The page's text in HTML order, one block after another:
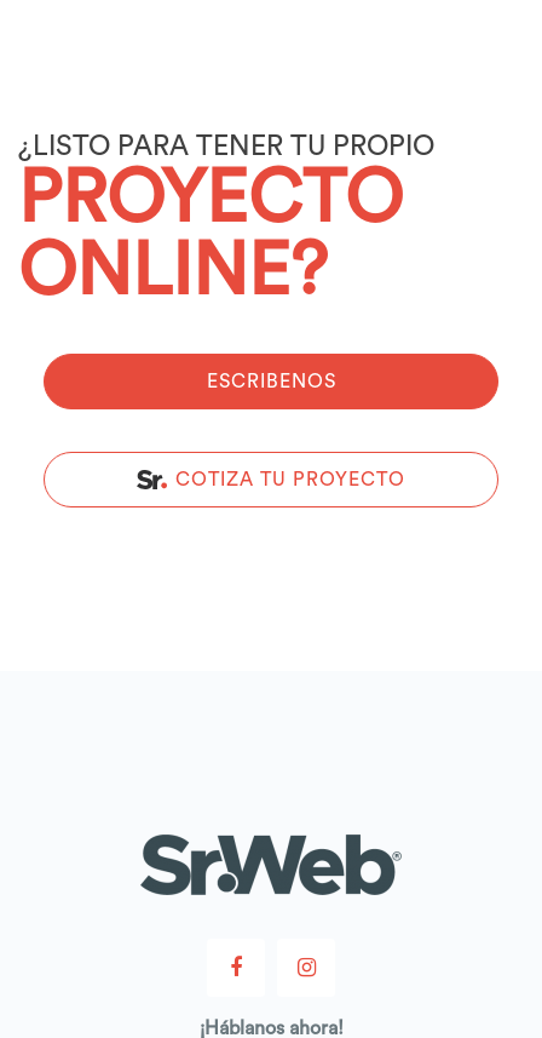
¿LISTO PARA TENER TU PROPIO
PROYECTO
ONLINE?
ESCRIBENOS
COTIZA TU PROYECTO
¡Háblanosahora!